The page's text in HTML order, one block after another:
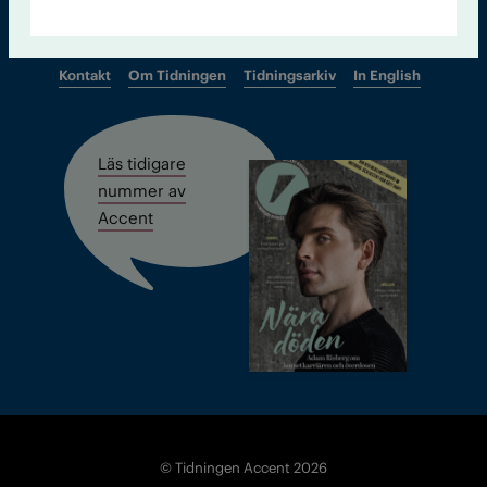
Kontakt Om Tidningen Tidningsarkiv In English
Läs tidigare
nummer av
Accent
© Tidningen Accent 2026